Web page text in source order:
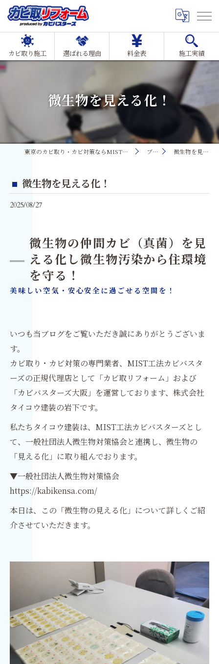
カビ取り施工 選ばれる理由 料金表 施工実績
微生物を見える化！
東京のカビ取り・カビ対策ならMIST工法®カビ取リフォーム ブログ 微生物を見える化！
微生物を見える化！
2025/08/27
微生物の仲間カビ（真菌）を見
える化し微生物汚染から住環境
を守る！
美味しい空気・安心安全に過ごせる空間を！
いつも当ブログをご覧いただき誠にありがとうございま
す。
カビ取り・カビ対策の専門業者、MIST工法カビバスタ
ーズの正規代理店として「カビ取リフォーム」および
「カビバスターズ大阪」を運営しております、株式会社
タイコウ建装の岩下です。
私たちタイコウ建装は、MIST工法カビバスターズとし
て、一般社団法人微生物対策協会と連携し、微生物の
「見える化」に取り組んでおります。
▼一般社団法人微生物対策協会
https://kabikensa.com/
本日は、この「微生物の見える化」について詳しくご紹
介させていただきます。